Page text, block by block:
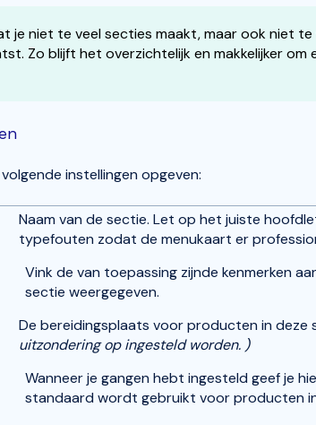
je niet te veel secties maakt, maar ook niet
Zo blijft het overzichtelijk en makkelijker om
instellingen opgeven:
Naam van de sectie. Let op het juiste
typefouten zodat de menukaart er
Vink de van toepassing zijnde kenmerken
sectie weergegeven.
De bereidingsplaats voor producten in deze
uitzondering op ingesteld worden. )
Wanneer je gangen hebt ingesteld geef je
standaard wordt gebruikt voor producten